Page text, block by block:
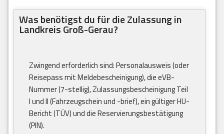
Was benötigst du für die Zulassung in
Landkreis Groß-Gerau?
Zwingend erforderlich sind: Personalausweis (oder
Reisepass mit Meldebescheinigung), die eVB-
Nummer (7-stellig), Zulassungsbescheinigung Teil
I und II (Fahrzeugschein und -brief), ein gültiger HU-
Bericht (TÜV) und die Reservierungsbestätigung
(PIN).